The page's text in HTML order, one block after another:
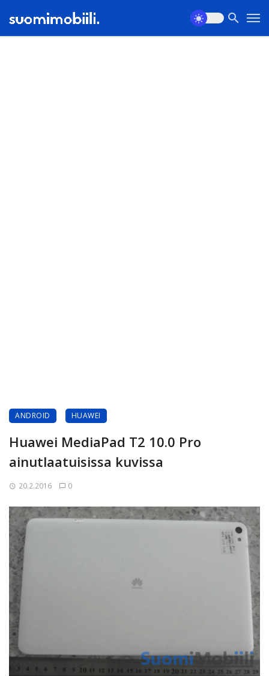
ANDROID HUAWEI
Huawei MediaPad T2 10.0 Pro
ainutlaatuisissa kuvissa
20.2.2016 0